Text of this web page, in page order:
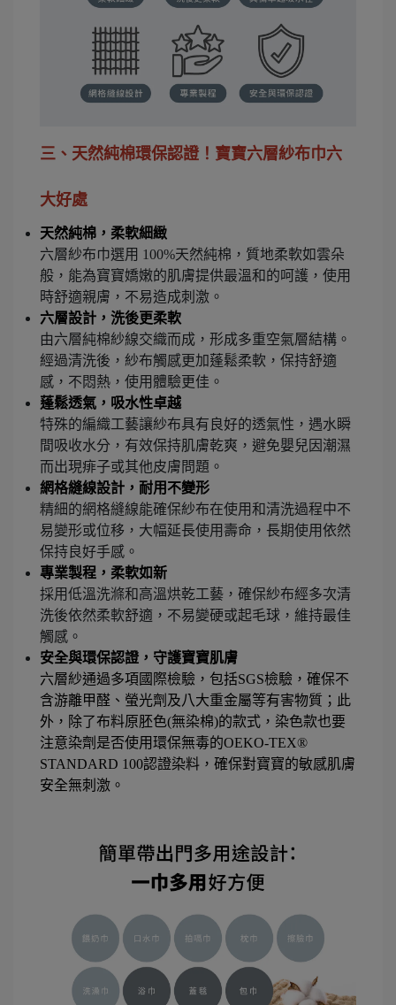
三、天然純棉環保認證！寶寶六層紗布巾六
大好處
天然純棉，柔軟細緻
六層紗布巾選用 100%天然純棉，質地柔軟如雲朵
般，能為寶寶嬌嫩的肌膚提供最溫和的呵護，使用
時舒適親膚，不易造成刺激。
六層設計，洗後更柔軟
由六層純棉紗線交織而成，形成多重空氣層結構。
經過清洗後，紗布觸感更加蓬鬆柔軟，保持舒適
感，不悶熱，使用體驗更佳。
蓬鬆透氣，吸水性卓越
特殊的編織工藝讓紗布具有良好的透氣性，遇水瞬
間吸收水分，有效保持肌膚乾爽，避免嬰兒因潮濕
而出現痱子或其他皮膚問題。
網格縫線設計，耐用不變形
精細的網格縫線能確保紗布在使用和清洗過程中不
易變形或位移，大幅延長使用壽命，長期使用依然
保持良好手感。
專業製程，柔軟如新
採用低溫洗滌和高溫烘乾工藝，確保紗布經多次清
洗後依然柔軟舒適，不易變硬或起毛球，維持最佳
觸感。
安全與環保認證，守護寶寶肌膚
六層紗通過多項國際檢驗，包括SGS檢驗，確保不
含游離甲醛、螢光劑及八大重金屬等有害物質；此
外，除了布料原胚色(無染棉)的款式，染色款也要
注意染劑是否使用環保無毒的OEKO-TEX®
STANDARD 100認證染料，確保對寶寶的敏感肌膚
安全無刺激。